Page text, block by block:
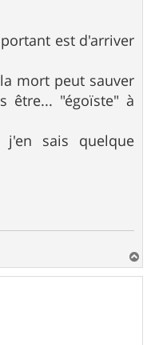
est d'arriver
mort peut sauver
être... "égoïste" à
j'en sais quelque
a